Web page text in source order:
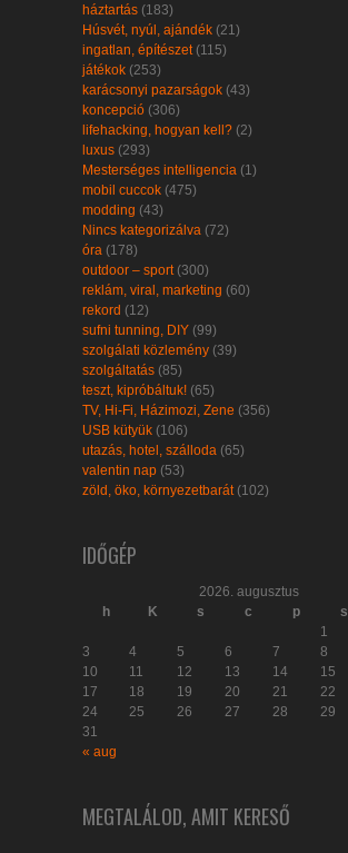
háztartás (183)
Húsvét, nyúl, ajándék (21)
ingatlan, építészet (115)
játékok (253)
karácsonyi pazarságok (43)
koncepció (306)
lifehacking, hogyan kell? (2)
luxus (293)
Mesterséges intelligencia (1)
mobil cuccok (475)
modding (43)
Nincs kategorizálva (72)
óra (178)
outdoor – sport (300)
reklám, viral, marketing (60)
rekord (12)
sufni tunning, DIY (99)
szolgálati közlemény (39)
szolgáltatás (85)
teszt, kipróbáltuk! (65)
TV, Hi-Fi, Házimozi, Zene (356)
USB kütyük (106)
utazás, hotel, szálloda (65)
valentin nap (53)
zöld, öko, környezetbarát (102)
IDŐGÉP
2026. augusztus
h
K s c p s
1
3
4 5 6 7 8
10
11 12 13 14 15
17
18 19 20 21 22
24
25 26 27 28 29
31
« aug
MEGTALÁLOD, AMIT KERESŐ